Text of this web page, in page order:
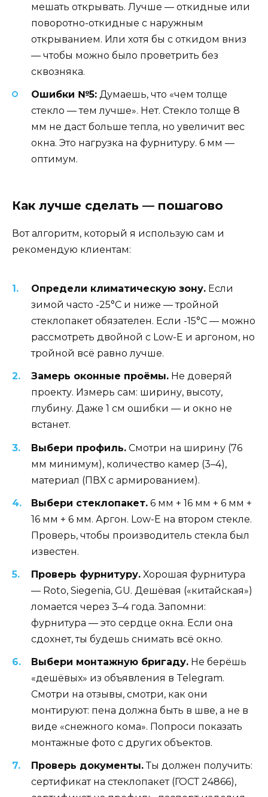
мешать открывать. Лучше — откидные или
поворотно-откидные с наружным
открыванием. Или хотя бы с откидом вниз
— чтобы можно было проветрить без
сквозняка.
Ошибки №5: Думаешь, что «чем толще
стекло — тем лучше». Нет. Стекло толще 8
мм не даст больше тепла, но увеличит вес
окна. Это нагрузка на фурнитуру. 6 мм —
оптимум.
Как лучше сделать — пошагово
Вот алгоритм, который я использую сам и
рекомендую клиентам:
Определи климатическую зону. Если
зимой часто -25°C и ниже — тройной
стеклопакет обязателен. Если -15°C — можно
рассмотреть двойной с Low-E и аргоном, но
тройной всё равно лучше.
Замерь оконные проёмы. Не доверяй
проекту. Измерь сам: ширину, высоту,
глубину. Даже 1 см ошибки — и окно не
встанет.
Выбери профиль. Смотри на ширину (76
мм минимум), количество камер (3–4),
материал (ПВХ с армированием).
Выбери стеклопакет. 6 мм + 16 мм + 6 мм +
16 мм + 6 мм. Аргон. Low-E на втором стекле.
Проверь, чтобы производитель стекла был
известен.
Проверь фурнитуру. Хорошая фурнитура
— Roto, Siegenia, GU. Дешёвая («китайская»)
ломается через 3–4 года. Запомни:
фурнитура — это сердце окна. Если она
сдохнет, ты будешь снимать всё окно.
Выбери монтажную бригаду. Не берёшь
«дешёвых» из объявления в Telegram.
Смотри на отзывы, смотри, как они
монтируют: пена должна быть в шве, а не в
виде «снежного кома». Попроси показать
монтажные фото с других объектов.
Проверь документы.Ты должен получить:
сертификат на стеклопакет (ГОСТ 24866),